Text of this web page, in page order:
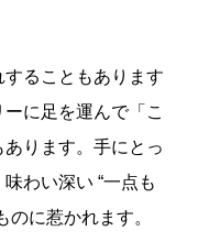
ることもあります
に足を運んで「こ
ります。手にとっ
わい深い “一点も
のに惹かれます。